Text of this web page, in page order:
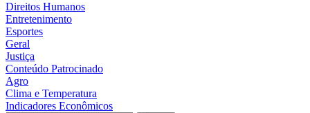
Direitos Humanos
Entretenimento
Esportes
Geral
Justiça
Conteúdo Patrocinado
Agro
Clima e Temperatura
Indicadores Econômicos